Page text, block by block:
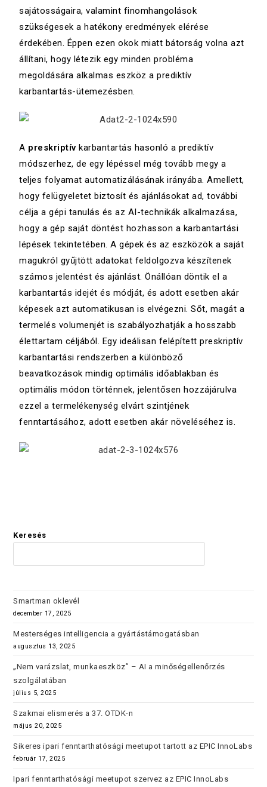
sajátosságaira, valamint finomhangolások
szükségesek a hatékony eredmények elérése
érdekében. Éppen ezen okok miatt bátorság volna azt
állítani, hogy létezik egy minden probléma
megoldására alkalmas eszköz a prediktív
karbantartás-ütemezésben.
A preskriptívkarbantartás hasonló a prediktív
módszerhez, de egy lépéssel még tovább megy a
teljes folyamat automatizálásának irányába. Amellett,
hogy felügyeletet biztosít és ajánlásokat ad, további
célja a gépi tanulás és az AI-technikák alkalmazása,
hogy a gép saját döntést hozhasson a karbantartási
lépések tekintetében. A gépek és az eszközök a saját
magukról gyűjtött adatokat feldolgozva készítenek
számos jelentést és ajánlást. Önállóan döntik el a
karbantartás idejét és módját, és adott esetben akár
képesek azt automatikusan is elvégezni. Sőt, magát a
termelés volumenjét is szabályozhatják a hosszabb
élettartam céljából. Egy ideálisan felépített preskriptív
karbantartási rendszerben a különböző
beavatkozások mindig optimális időablakban és
optimális módon történnek, jelentősen hozzájárulva
ezzel a termelékenység elvárt szintjének
fenntartásához, adott esetben akár növeléséhez is.
Keresés
Smartman oklevél
december 17, 2025
Mesterséges intelligencia a gyártástámogatásban
augusztus 13, 2025
„Nem varázslat, munkaeszköz” – AI a minőségellenőrzés
szolgálatában
július 5, 2025
Szakmai elismerés a 37. OTDK-n
május 20, 2025
Sikeres ipari fenntarthatósági meetupot tartott az EPIC InnoLabs
február 17, 2025
Ipari fenntarthatósági meetupot szervez az EPIC InnoLabs